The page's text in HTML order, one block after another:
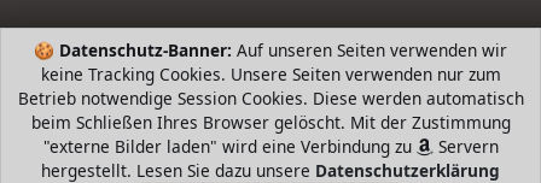
🍪 Datenschutz-Banner: Auf unseren Seiten verwenden wir
keine Tracking Cookies. Unsere Seiten verwenden nur zum
Betrieb notwendige Session Cookies. Diese werden automatisch
beim Schließen Ihres Browser gelöscht. Mit der Zustimmung
"externe Bilder laden" wird eine Verbindung zu
Servern
hergestellt. Lesen Sie dazu unsere Datenschutzerklärung